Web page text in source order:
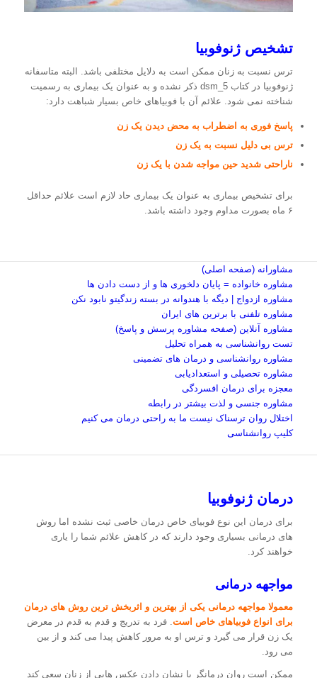
تشخیص ژنوفوبیا
ترس نسبت به زنان ممکن است به دلایل مختلفی باشد. البته متاسفانه
ژنوفوبیا در کتاب dsm_5 ذکر نشده و به عنوان یک بیماری به رسمیت
شناخته نمی شود. علائم آن با فوبیاهای خاص بسیار شباهت دارد:
پاسخ فوری به اضطراب به محض دیدن یک زن
ترس بی دلیل نسبت به یک زن
ناراحتی شدید حین مواجه شدن با یک زن
برای تشخیص بیماری به عنوان یک بیماری حاد لازم است علائم حداقل
۶ ماه بصورت مداوم وجود داشته باشد.
مشاورانه (صفحه اصلی)
مشاوره خانواده = پایان دلخوری ها و از دست دادن ها
مشاوره ازدواج | دیگه با هندوانه در بسته زندگیتو نابود نکن
مشاوره تلفنی با برترین های ایران
مشاوره آنلاین (صفحه مشاوره پرسش و پاسخ)
تست روانشناسی به همراه تحلیل
مشاوره روانشناسی و درمان های تضمینی
مشاوره تحصیلی و استعدادیابی
معجزه برای درمان افسردگی
مشاوره جنسی و لذت بیشتر در رابطه
اختلال روان ترسناک نیست ما به راحتی درمان می کنیم
کلیپ روانشناسی
درمان ژنوفوبیا
برای درمان این نوع فوبیای خاص درمان خاصی ثبت نشده اما روش
های درمانی بسیاری وجود دارند که در کاهش علائم شما را یاری
خواهند کرد.
مواجهه درمانی
معمولا مواجهه درمانی یکی از بهترین و اثربخش ترین روش های درمان
برای انواع فوبیاهای خاص است. فرد به تدریج و قدم به قدم در معرض
یک زن قرار می گیرد و ترس او به مرور کاهش پیدا می کند و از بین
می رود.
ممکن است روان درمانگر با نشان دادن عکس هایی از زنان سعی کند